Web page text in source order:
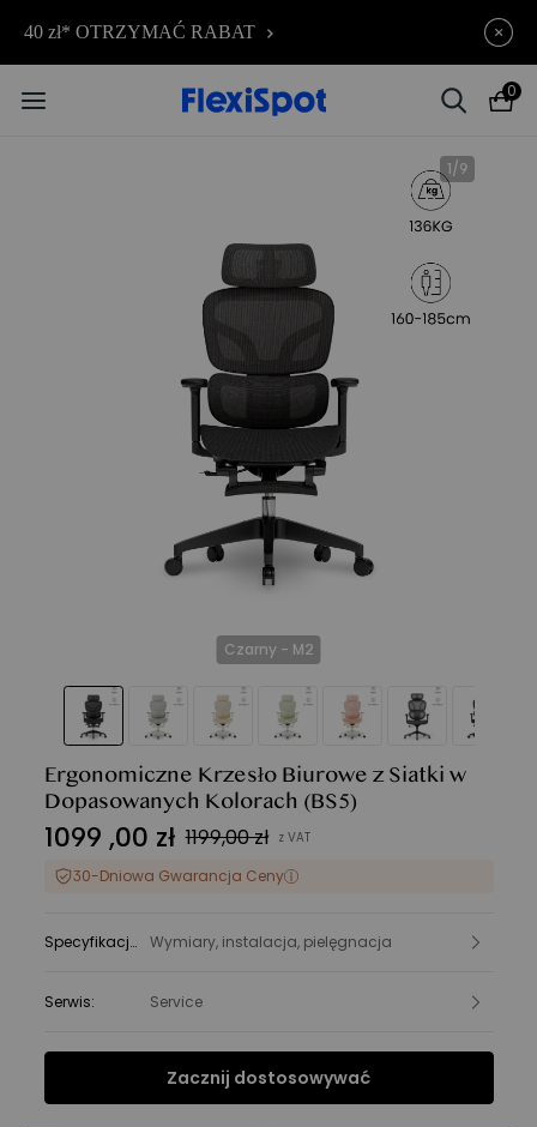
Świętujemy 10-lecie 🎉 |
Rabaty dla wczesnych
ptaków do 850 zł
Kończy się za : 29
0
1/9
Czarny - M2
Ergonomiczne Krzesło Biurowe z Siatki w
Dopasowanych Kolorach (BS5)
1099 ,00 zł 1199,00 zł z VAT
30-Dniowa Gwarancja Ceny
Specyfikacje Wymiary, instalacja, pielęgnacja
Serwis: Service
Zacznij dostosowywać
Specyfikacje FAQ Recenzje
Funkcje
40 zł* OTRZYMAĆ RABAT